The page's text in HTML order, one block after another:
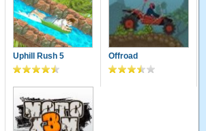
Uphill Rush 5 Offroad